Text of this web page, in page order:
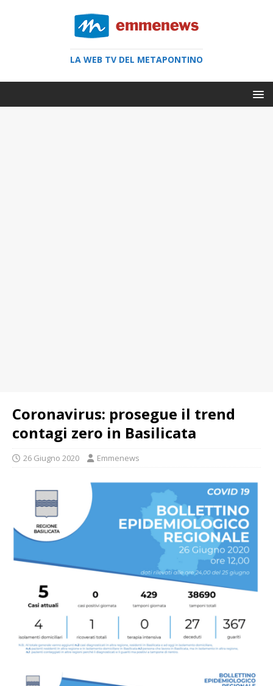
LA WEB TV DEL METAPONTINO
Coronavirus: prosegue il trend
contagi zero in Basilicata
26 Giugno 2020 Emmenews